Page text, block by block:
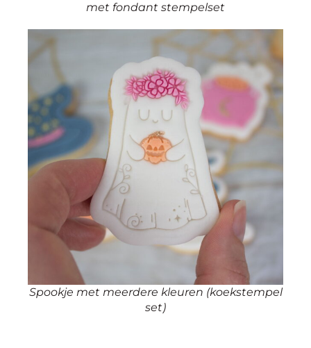
met fondant stempelset
Spookje met meerdere kleuren (koekstempel
set)